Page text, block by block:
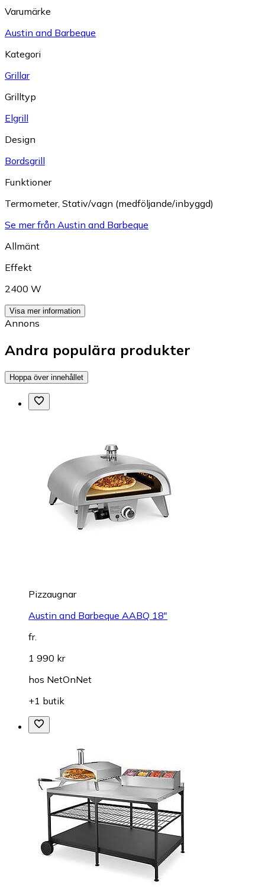
Varumärke
Austin and Barbeque
Kategori
Grillar
Grilltyp
Elgrill
Design
Bordsgrill
Funktioner
Termometer, Stativ/vagn (medföljande/inbyggd)
Se mer från Austin and Barbeque
Allmänt
Effekt
2400 W
Visa mer information
Annons
Andra populära produkter
Hoppa över innehållet
Pizzaugnar
Austin and Barbeque AABQ 18"
fr.
1 990 kr
hos NetOnNet
+1 butik